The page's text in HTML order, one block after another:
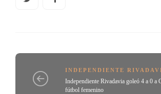
INDEPENDIENTE
Independiente Rivadavia goleó 4 a 0 a
fútbol femenino